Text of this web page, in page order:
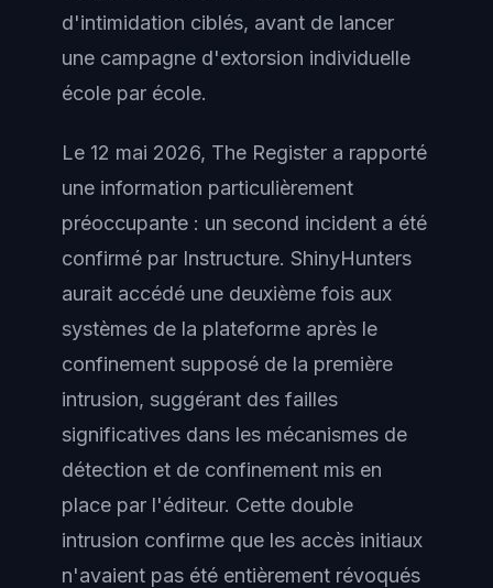
d'intimidation ciblés, avant de lancer
une campagne d'extorsion individuelle
école par école.
Le 12 mai 2026, The Register a rapporté
une information particulièrement
préoccupante : un second incident a été
confirmé par Instructure. ShinyHunters
aurait accédé une deuxième fois aux
systèmes de la plateforme après le
confinement supposé de la première
intrusion, suggérant des failles
significatives dans les mécanismes de
détection et de confinement mis en
place par l'éditeur. Cette double
intrusion confirme que les accès initiaux
n'avaient pas été entièrement révoqués